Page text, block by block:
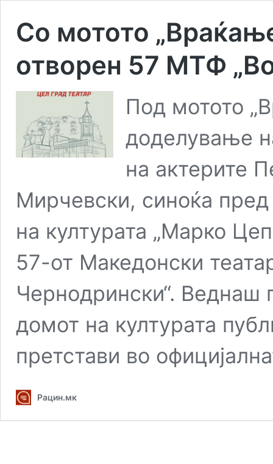
Со мотото
отворен 57 МТФ
Под мотото
доделување
на актерите
Мирчевски, синоќа
на културата „Марко
57-от Македонски
Чернодрински“. Веднаш
домот на културата
претстави во
Рацин.мк